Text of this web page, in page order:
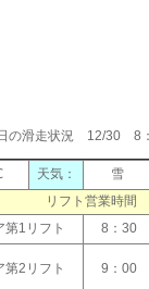
の滑走状況 12/30 8
天気：
雪
リフト営業時間
第1リフト
8：30
第2リフト 9：00